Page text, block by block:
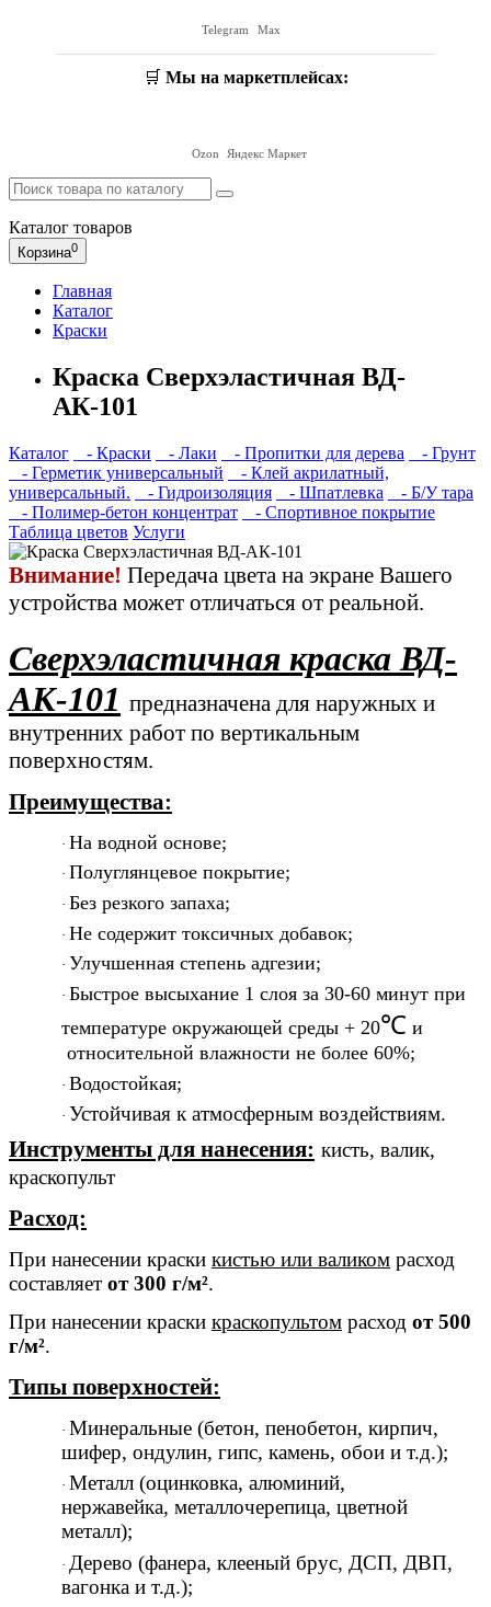
Telegram Max
🛒 Мы на маркетплейсах:
Ozon Яндекс Маркет
Каталог товаров
Корзина0
Главная
Каталог
Краски
Краска Сверхэластичная ВД-
АК-101
Каталог - Краски - Лаки - Пропитки для дерева
- Грунт
- Герметик универсальный
- Клей акрилатный,
универсальный.
- Гидроизоляция - Шпатлевка
- Б/У тара
- Полимер-бетон концентрат
- Спортивное покрытие
Таблица цветов Услуги
Внимание! Передача цвета на экране Вашего
устройства может отличаться от реальной.
Сверхэластичная краска ВД-
АК-101 предназначена для наружных и
внутренних работ по вертикальным
поверхностям.
Преимущества:
· На водной основе;
· Полуглянцевое покрытие;
· Без резкого запаха;
· Не содержит токсичных добавок;
· Улучшенная степень адгезии;
· Быстрое высыхание 1 слоя за 30-60 минут при
температуре окружающей среды + 20℃ и
относительной влажности не более 60%;
· Водостойкая;
· Устойчивая к атмосферным воздействиям.
Инструменты для нанесения: кисть, валик,
краскопульт
Расход:
При нанесении краски кистью или валиком расход
составляет от 300 г/м².
При нанесении краски краскопультом расход от 500
г/м².
Типы поверхностей:
· Минеральные (бетон, пенобетон, кирпич,
шифер, ондулин, гипс, камень, обои и т.д.);
· Металл (оцинковка, алюминий,
нержавейка, металлочерепица, цветной
металл);
· Дерево (фанера, клееный брус, ДСП, ДВП,
вагонка и т.д.);